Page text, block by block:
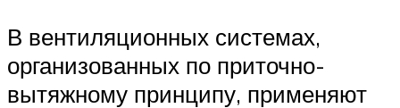
В вентиляционных системах,
организованных по приточно-
вытяжному принципу, применяют